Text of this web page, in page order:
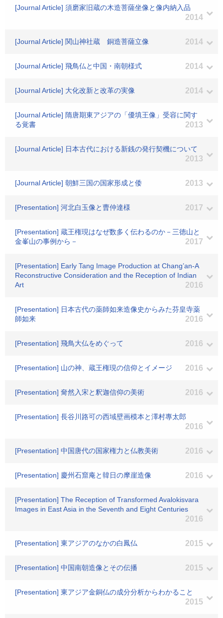
[Journal Article] 須磨家旧蔵の木造菩薩坐像と像内納入品
2014
[Journal Article] 関山神社蔵 銅造菩薩立像 2014
[Journal Article] 飛鳥仏と中国・南朝様式 2014
[Journal Article] 大化改新と改革の実像 2014
[Journal Article] 隋唐期東アジアの「優填王像」受容に関す
る覚書
2013
[Journal Article] 日本古代における新銭の発行契機について
2013
[Journal Article] 朝鮮三国の国家形成と倭 2013
[Presentation] 河北白玉像と曹仲達様 2017
[Presentation] 蔵王権現はなぜ数多く伝わるのか－三徳山と
金峯山の事例から－
2017
[Presentation] Early Tang Image Production at Chang’an-A
Reconstructive Consideration and the Reception of Indian
Art
2016
[Presentation] 日本古代の薬師如来造像史からみた芬皇寺薬
師如来
2016
[Presentation] 飛鳥大仏をめぐって 2016
[Presentation] 山の神、蔵王権現の信仰とイメージ 2016
[Presentation] 奝然入宋と釈迦信仰の美術 2016
[Presentation] 長谷川路可の西域壁画模本と澤村專太郎
2016
[Presentation] 中国唐代の国家権力と仏教美術 2016
[Presentation] 慶州石窟庵と韓日の摩崖造像 2016
[Presentation] The Reception of Transformed Avalokisvara
Images in East Asia in the Seventh and Eight Centuries
2016
[Presentation] 東アジアのなかの白鳳仏 2015
[Presentation] 中国南朝造像とその伝播 2015
[Presentation] 東アジア金銅仏の成分分析からわかること
2015